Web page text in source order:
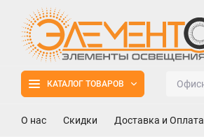
КАТАЛОГ ТОВАРОВ
О нас Скидки Доставка и Оплата